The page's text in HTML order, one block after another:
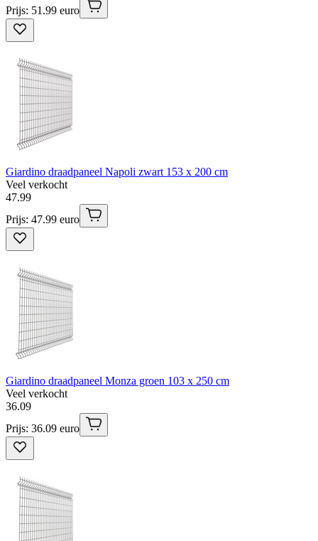
Prijs: 51.99 euro
Giardino draadpaneel Napoli zwart 153 x 200 cm
Veel verkocht
47.99
Prijs: 47.99 euro
Giardino draadpaneel Monza groen 103 x 250 cm
Veel verkocht
36.09
Prijs: 36.09 euro